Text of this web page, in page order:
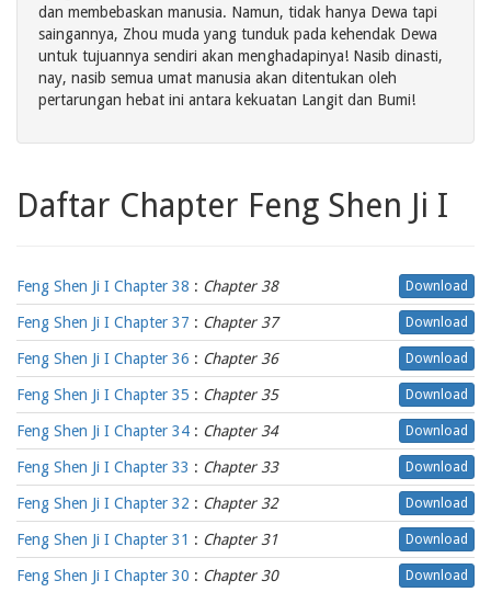
dan membebaskan manusia. Namun, tidak hanya Dewa tapi
saingannya, Zhou muda yang tunduk pada kehendak Dewa
untuk tujuannya sendiri akan menghadapinya! Nasib dinasti,
nay, nasib semua umat manusia akan ditentukan oleh
pertarungan hebat ini antara kekuatan Langit dan Bumi!
Daftar Chapter Feng Shen Ji I
Feng Shen Ji I Chapter 38 : Chapter 38 Download
Feng Shen Ji I Chapter 37 : Chapter 37 Download
Feng Shen Ji I Chapter 36 : Chapter 36 Download
Feng Shen Ji I Chapter 35 : Chapter 35 Download
Feng Shen Ji I Chapter 34 : Chapter 34 Download
Feng Shen Ji I Chapter 33 : Chapter 33 Download
Feng Shen Ji I Chapter 32 : Chapter 32 Download
Feng Shen Ji I Chapter 31 : Chapter 31 Download
Feng Shen Ji I Chapter 30 : Chapter 30 Download